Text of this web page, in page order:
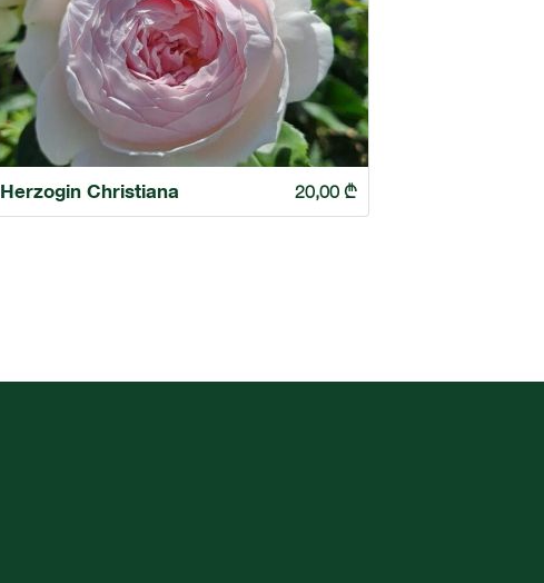
Herzogin Christiana 20,00₾